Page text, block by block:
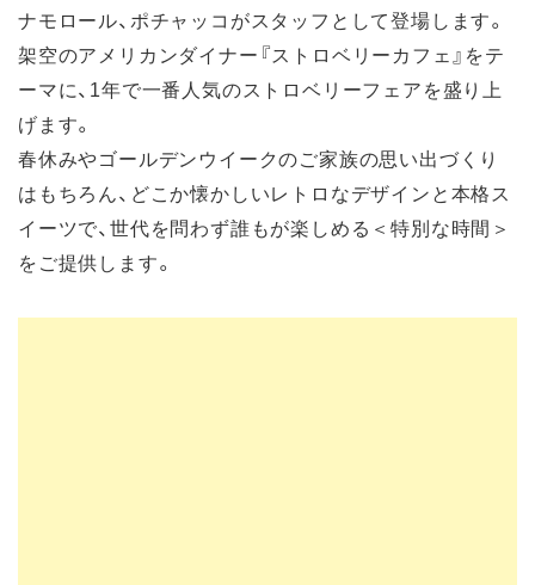
ナモロール、ポチャッコがスタッフとして登場します。
架空のアメリカンダイナー『ストロベリーカフェ』をテ
ーマに、1年で一番人気のストロベリーフェアを盛り上
げます。
春休みやゴールデンウイークのご家族の思い出づくり
はもちろん、どこか懐かしいレトロなデザインと本格ス
イーツで、世代を問わず誰もが楽しめる＜特別な時間＞
をご提供します。